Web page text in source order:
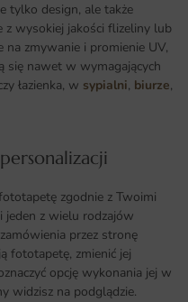
tylko design, ale także
z wysokiej jakości flizeliny lub
zmywanie i promienie UV,
się nawet w wymagających
łazienka, w sypialni, biurze,
zgodnie z Twoimi
jeden z wielu rodzajów
przez stronę
fototapetę, zmienić jej
opcję wykonania jej w
widzisz na podglądzie.